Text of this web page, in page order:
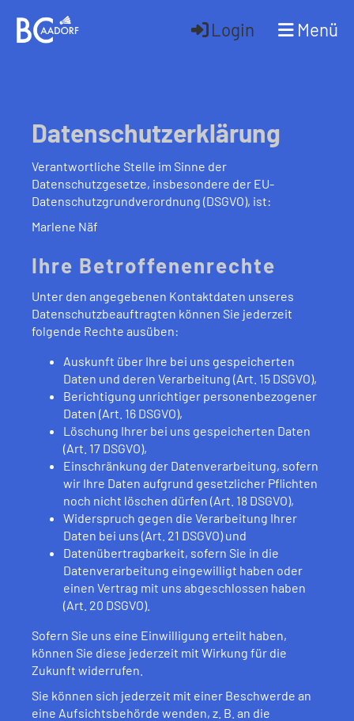
Login Menü
Datenschutzerklärung
Verantwortliche Stelle im Sinne der
Datenschutzgesetze, insbesondere der EU-
Datenschutzgrundverordnung (DSGVO), ist:
Marlene Näf
Ihre Betroffenenrechte
Unter den angegebenen Kontaktdaten unseres
Datenschutzbeauftragten können Sie jederzeit
folgende Rechte ausüben:
Auskunft über Ihre bei uns gespeicherten
Daten und deren Verarbeitung (Art. 15 DSGVO),
Berichtigung unrichtiger personenbezogener
Daten (Art. 16 DSGVO),
Löschung Ihrer bei uns gespeicherten Daten
(Art. 17 DSGVO),
Einschränkung der Datenverarbeitung, sofern
wir Ihre Daten aufgrund gesetzlicher Pflichten
noch nicht löschen dürfen (Art. 18 DSGVO),
Widerspruch gegen die Verarbeitung Ihrer
Daten bei uns (Art. 21 DSGVO) und
Datenübertragbarkeit, sofern Sie in die
Datenverarbeitung eingewilligt haben oder
einen Vertrag mit uns abgeschlossen haben
(Art. 20 DSGVO).
Sofern Sie uns eine Einwilligung erteilt haben,
können Sie diese jederzeit mit Wirkung für die
Zukunft widerrufen.
Sie können sich jederzeit mit einer Beschwerde an
eine Aufsichtsbehörde wenden, z. B. an die